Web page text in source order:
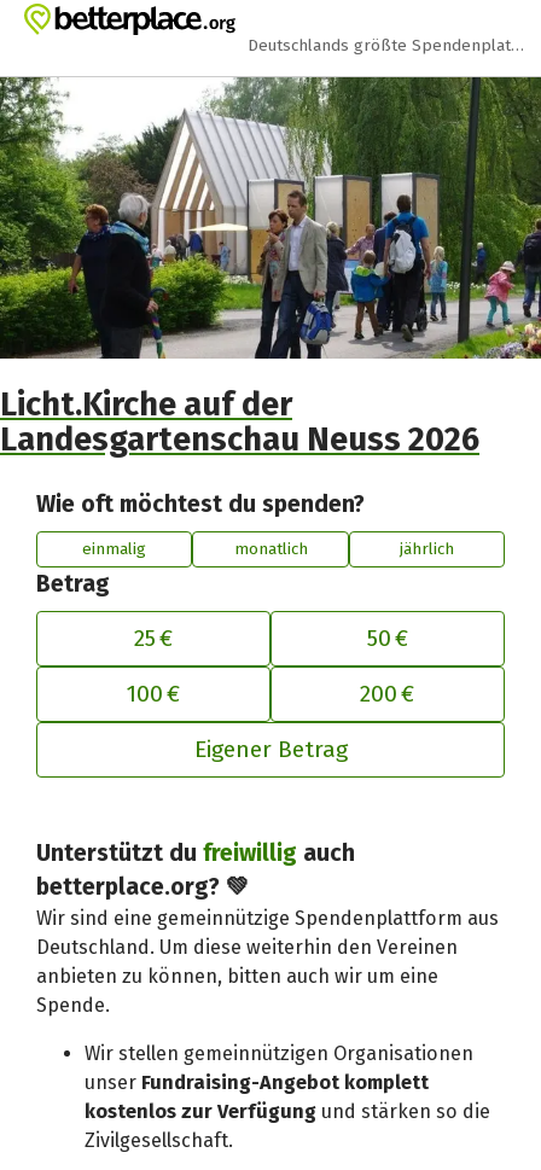
Zum Hauptinhalt springen
Erklärung zur Barrierefreiheit anzeigen
Deutschlands größte Spendenplattform
Licht.Kirche auf der
Landesgartenschau Neuss 2026
Wie oft möchtest du spenden?
einmalig monatlich jährlich
Betrag
25 €
50 €
100 € 200 €
Eigener Betrag
Unterstützt dufreiwillig auch
betterplace.org? 💚
Wir sind eine gemeinnützige Spendenplattform aus
Deutschland. Um diese weiterhin den Vereinen
anbieten zu können, bitten auch wir um eine
Spende.
Wir stellen gemeinnützigen Organisationen
unser Fundraising-Angebot komplett
kostenlos zur Verfügung und stärken so die
Zivilgesellschaft.
Deinen Beitrag an betterplace